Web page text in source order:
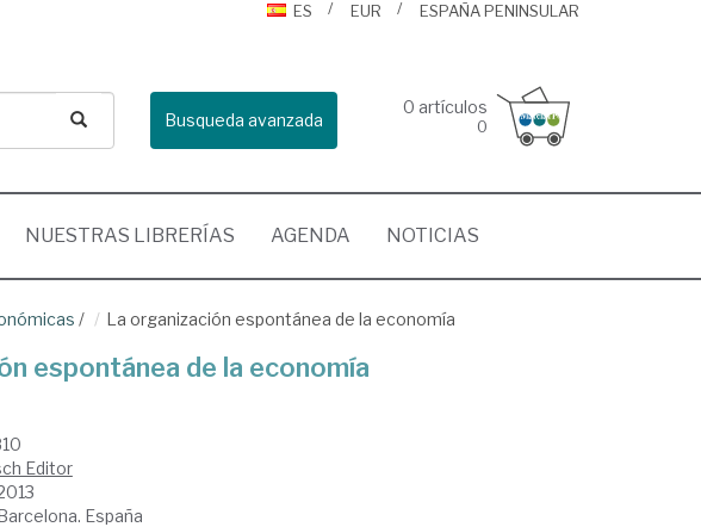
ES
EUR ESPAÑA PENINSULAR
Busqueda avanzada
0 artículos
0
NUESTRAS LIBRERÍAS AGENDA NOTICIAS
/ La organización espontánea de la economía
espontánea de la economía
Editor
España